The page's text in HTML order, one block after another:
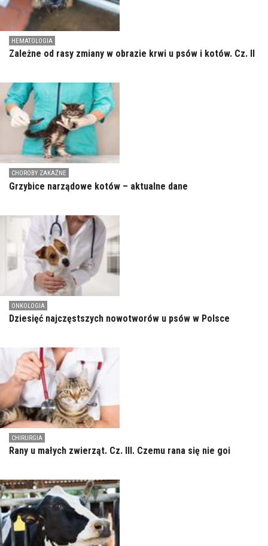
HEMATOLOGIA
Zależne od rasy zmiany w obrazie krwi u psów i kotów. Cz. II
CHOROBY ZAKAŹNE
Grzybice narządowe kotów – aktualne dane
ONKOLOGIA
Dziesięć najczęstszych nowotworów u psów w Polsce
CHIRURGIA
Rany u małych zwierząt. Cz. III. Czemu rana się nie goi